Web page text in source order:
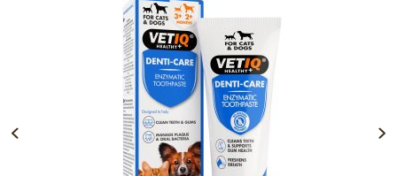
הוספה לעגלה